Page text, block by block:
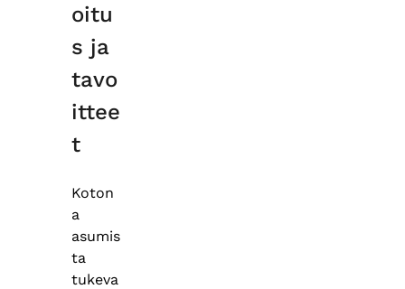
oitu
s ja
tavo
ittee
t
Koton
a
asumis
ta
tukeva